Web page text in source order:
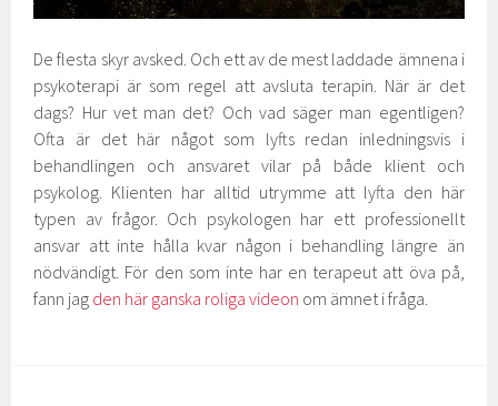
De flesta skyr avsked. Och ett av de mest laddade ämnena i
psykoterapi är som regel att avsluta terapin. När är det
dags? Hur vet man det? Och vad säger man egentligen?
Ofta är det här något som lyfts redan inledningsvis i
behandlingen och ansvaret vilar på både klient och
psykolog. Klienten har alltid utrymme att lyfta den här
typen av frågor. Och psykologen har ett professionellt
ansvar att inte hålla kvar någon i behandling längre än
nödvändigt. För den som inte har en terapeut att öva på,
fann jag den här ganska roliga videon om ämnet i fråga.